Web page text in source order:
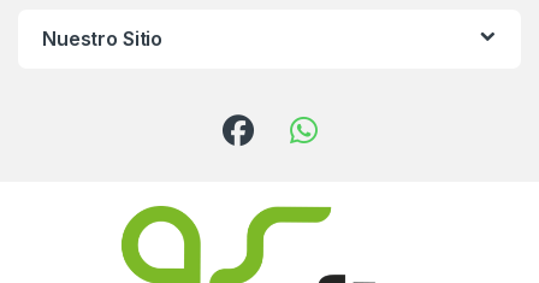
Nuestro Sitio